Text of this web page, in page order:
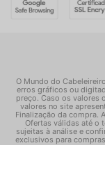
O Mundo do
erros gráficos ou
preço. Caso os valores
valores no site
Finalização da compra.
Ofertas válidas até o
sujeitas à análise e
exclusivos para